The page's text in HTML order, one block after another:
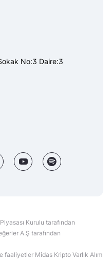
No:3 Daire:3
Kurulu tarafından
A.Ş tarafından
faaliyetler Midas Kripto Varlık Alım